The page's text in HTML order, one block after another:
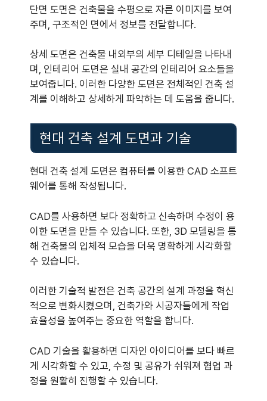
단면 도면은 건축물을 수평으로 자른 이미지를 보여
주며, 구조적인 면에서 정보를 전달합니다.
상세 도면은 건축물 내외부의 세부 디테일을 나타내
며, 인테리어 도면은 실내 공간의 인테리어 요소들을
보여줍니다. 이러한 다양한 도면은 전체적인 건축 설
계를 이해하고 상세하게 파악하는 데 도움을 줍니다.
현대 건축 설계 도면과 기술
현대 건축 설계 도면은 컴퓨터를 이용한 CAD 소프트
웨어를 통해 작성됩니다.
CAD를 사용하면 보다 정확하고 신속하며 수정이 용
이한 도면을 만들 수 있습니다. 또한, 3D 모델링을 통
해 건축물의 입체적 모습을 더욱 명확하게 시각화할
수 있습니다.
이러한 기술적 발전은 건축 공간의 설계 과정을 혁신
적으로 변화시켰으며, 건축가와 시공자들에게 작업
효율성을 높여주는 중요한 역할을 합니다.
CAD 기술을 활용하면 디자인 아이디어를 보다 빠르
게 시각화할 수 있고, 수정 및 공유가 쉬워져 협업 과
정을 원활히 진행할 수 있습니다.